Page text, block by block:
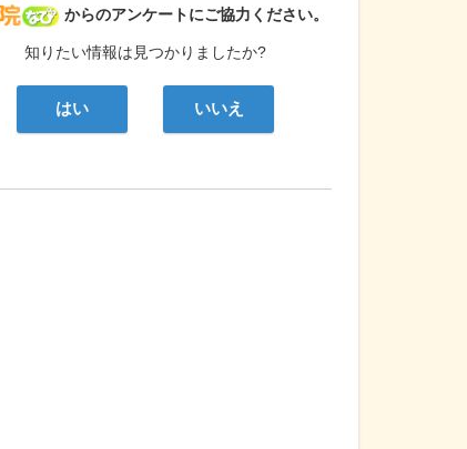
病院なび
からのアンケートにご協力ください。
知りたい情報は見つかりましたか?
はい いいえ